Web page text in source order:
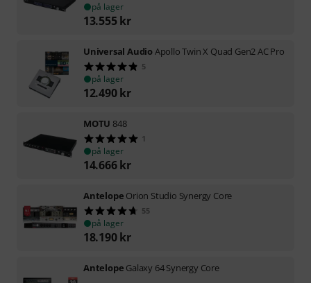
på lager
13.555 kr
Universal AudioApollo Twin X Quad Gen2 AC Pro
5
på lager
12.490 kr
MOTU 848
1
på lager
14.666 kr
Antelope Orion Studio Synergy Core
55
på lager
18.190 kr
Antelope Galaxy 64 Synergy Core